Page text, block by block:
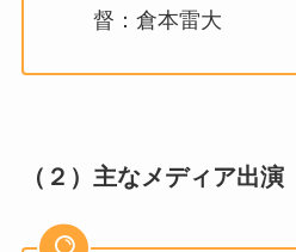
督：倉本雷大
（２）主なメディア出演